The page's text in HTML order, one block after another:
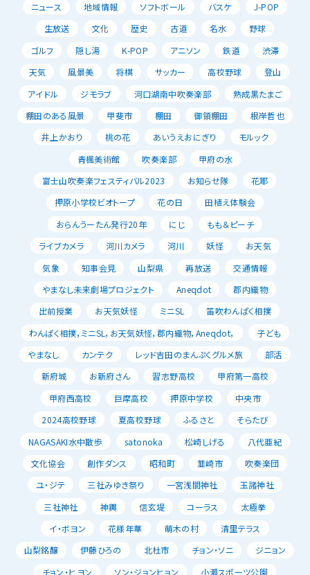
ニュース
地域情報 ソフトボール バスケ
J-POP
生放送
文化 歴史 古道 名水
野球
ゴルフ
隠し湯 K-POP アニソン 鉄道
渋滞
天気
風景美 将棋 サッカー 高校野球
登山
アイドル
ジモラブ 河口湖南中吹奏楽部
熟成黒たまご
棚田のある風景
甲斐市 棚田 御領棚田
根岸哲也
井上かおり
桃の花 あいうえおにぎり
モルック
青楓美術館
吹奏楽部
甲府の水
富士山吹奏楽フェスティバル2023
お知らせ隊
花耶
押原小学校ビオトープ
花の日
田植え体験会
おらんうーたん発行20年
にじ
もも＆ピーチ
ライブカメラ
河川カメラ 河川 妖怪
お天気
気象
知事会見 山梨県 再放送
交通情報
やまなし未来劇場プロジェクト
Aneqdot
郡内織物
出前授業
お天気妖怪 ミニSL
笛吹わんぱく相撲
わんぱく相撲，ミニSL，お天気妖怪，郡内織物，Aneqdot，
子ども
やまなし
カンテク レッド吉田のまんぷくグルメ旅
部活
新府城
お新府さん 習志野高校
甲府第一高校
甲府西高校
巨摩高校 押原中学校
中央市
2024高校野球
夏高校野球 ふるさと
そらたび
NAGASAKI水中散歩
satonoka 松崎しげる
八代亜紀
文化協会
創作ダンス 昭和町 韮崎市
吹奏楽団
ユ・ジテ
三社みゆき祭り 一宮浅間神社
玉諸神社
三社神社
神輿 信玄堤 コーラス
太極拳
イ・ボヨン
花様年華 萌木の村
清里テラス
山梨銘醸
伊藤ひろの 北杜市 チョン・ソニ
ジニョン
チョン・ヒヨン
ソン・ジョンヒョン 小瀬スポーツ公園